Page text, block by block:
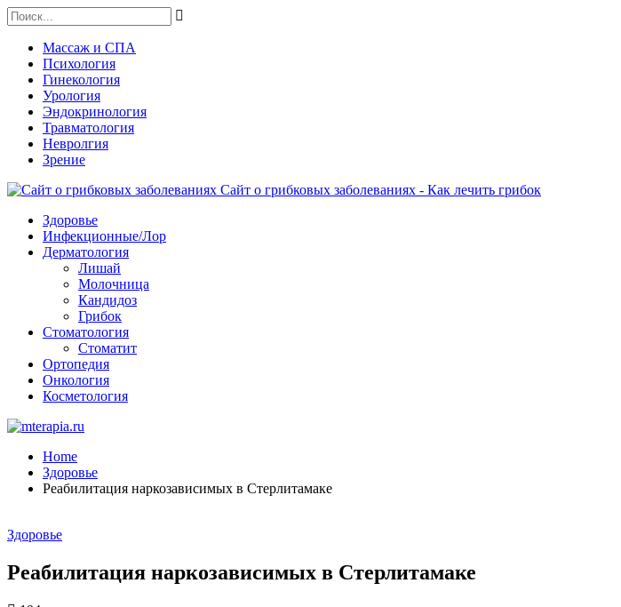
Массаж и СПА
Психология
Гинекология
Урология
Эндокринология
Травматология
Невролгия
Зрение
Сайт о грибковых заболеваниях - Как лечить грибок
Здоровье
Инфекционные/Лор
Дерматология
Лишай
Молочница
Кандидоз
Грибок
Стоматология
Стоматит
Ортопедия
Онкология
Косметология
Home
Здоровье
Реабилитация наркозависимых в Стерлитамаке
Здоровье
Реабилитация наркозависимых в Стерлитамаке